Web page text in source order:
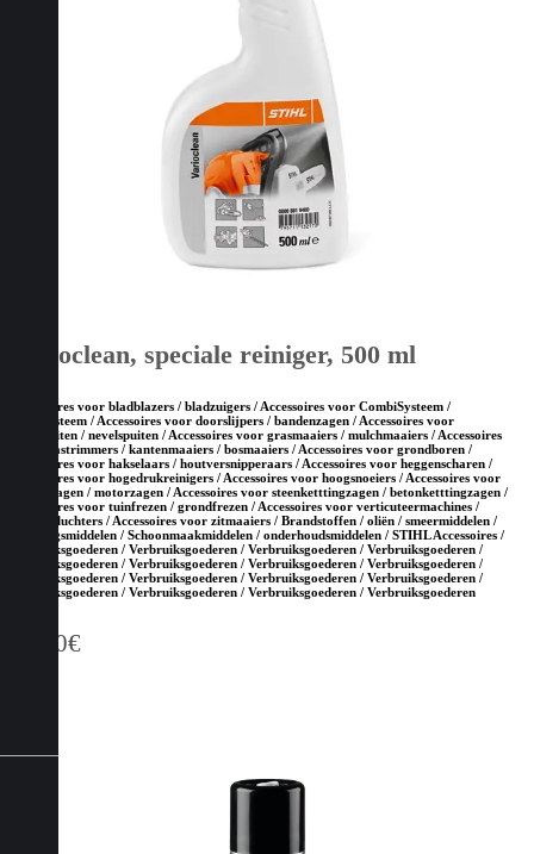
Varioclean, speciale reiniger, 500 ml
Accessoires voor bladblazers / bladzuigers / Accessoires voor CombiSysteem /
MultiSysteem / Accessoires voor doorslijpers / bandenzagen / Accessoires voor
drukspuiten / nevelspuiten / Accessoires voor grasmaaiers / mulchmaaiers / Accessoires
voor grastrimmers / kantenmaaiers / bosmaaiers / Accessoires voor grondboren /
Accessoires voor hakselaars / houtversnipperaars / Accessoires voor heggenscharen /
Accessoires voor hogedrukreinigers / Accessoires voor hoogsnoeiers / Accessoires voor
kettingzagen / motorzagen / Accessoires voor steenketttingzagen / betonketttingzagen /
Accessoires voor tuinfrezen / grondfrezen / Accessoires voor verticuteermachines /
gazonbeluchters / Accessoires voor zitmaaiers / Brandstoffen / oliën / smeermiddelen /
reinigingsmiddelen / Schoonmaakmiddelen / onderhoudsmiddelen / STIHL Accessoires /
Verbruiksgoederen / Verbruiksgoederen / Verbruiksgoederen / Verbruiksgoederen /
Verbruiksgoederen / Verbruiksgoederen / Verbruiksgoederen / Verbruiksgoederen /
Verbruiksgoederen / Verbruiksgoederen / Verbruiksgoederen / Verbruiksgoederen /
Verbruiksgoederen / Verbruiksgoederen / Verbruiksgoederen / Verbruiksgoederen
11,80€